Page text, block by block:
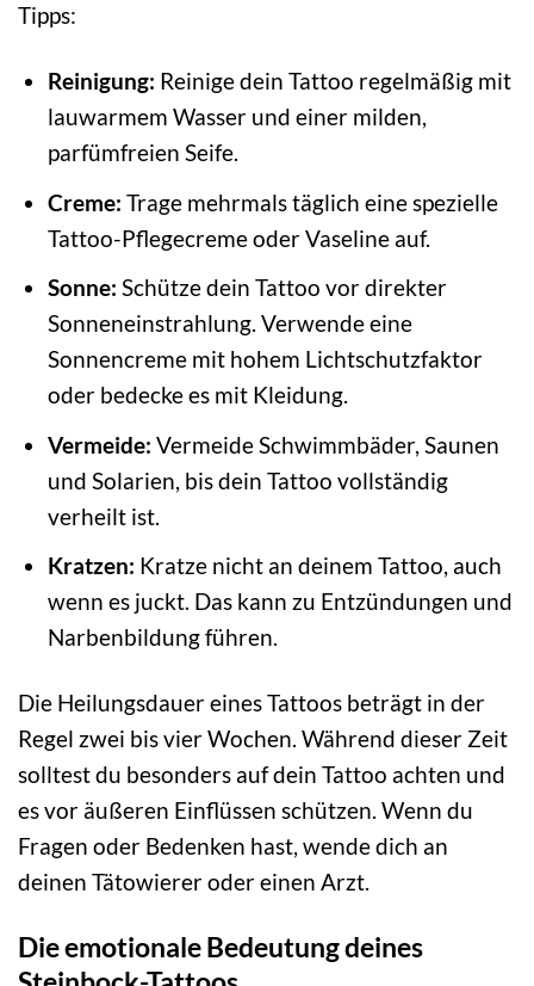
Tipps:
Reinigung: Reinige dein Tattoo regelmäßig mit
lauwarmem Wasser und einer milden,
parfümfreien Seife.
Creme: Trage mehrmals täglich eine spezielle
Tattoo-Pflegecreme oder Vaseline auf.
Sonne: Schütze dein Tattoo vor direkter
Sonneneinstrahlung. Verwende eine
Sonnencreme mit hohem Lichtschutzfaktor
oder bedecke es mit Kleidung.
Vermeide: Vermeide Schwimmbäder, Saunen
und Solarien, bis dein Tattoo vollständig
verheilt ist.
Kratzen: Kratze nicht an deinem Tattoo, auch
wenn es juckt. Das kann zu Entzündungen und
Narbenbildung führen.
Die Heilungsdauer eines Tattoos beträgt in der
Regel zwei bis vier Wochen. Während dieser Zeit
solltest du besonders auf dein Tattoo achten und
es vor äußeren Einflüssen schützen. Wenn du
Fragen oder Bedenken hast, wende dich an
deinen Tätowierer oder einen Arzt.
Die emotionale Bedeutung deines